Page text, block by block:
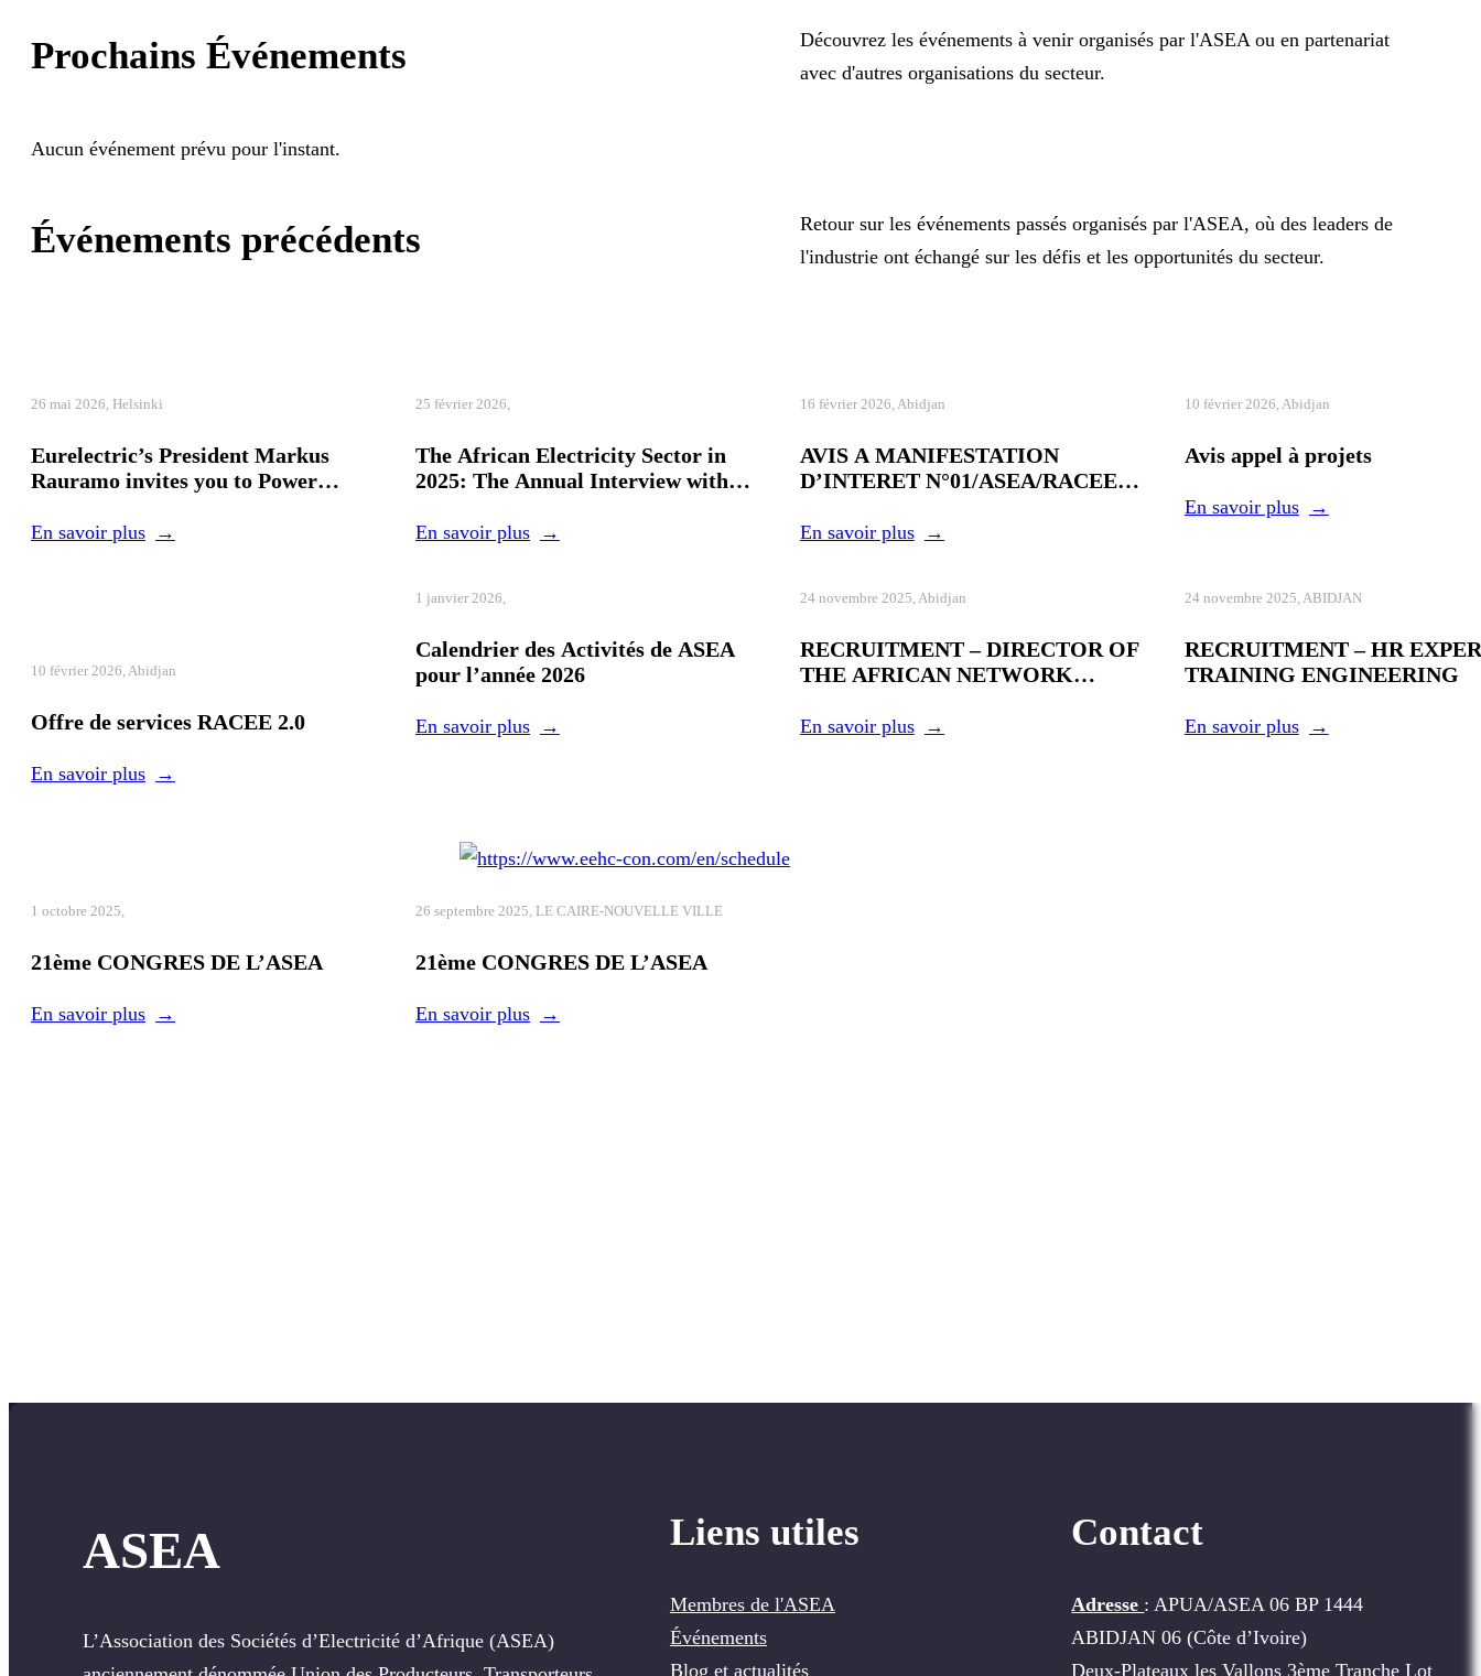
Prochains Événements
Découvrez les événements à venir organisés par l'ASEA ou en partenariat
avec d'autres organisations du secteur.
Aucun événement prévu pour l'instant.
Événements précédents
Retour sur les événements passés organisés par l'ASEA, où des leaders de
l'industrie ont échangé sur les défis et les opportunités du secteur.
26 mai 2026, Helsinki
Eurelectric’s President Markus
Rauramo invites you to Power
En savoir plus
25 février 2026,
The African Electricity Sector in
2025: The Annual Interview with
General of the Association of Power
En savoir plus
16 février 2026, Abidjan
AVIS A MANIFESTATION
D’INTERET N°01/ASEA/RACEE
CONSULTANTS
En savoir plus
10 février 2026, Abidjan
Avis appel à projets
En savoir plus
10 février 2026, Abidjan
Offre de services RACEE 2.0
En savoir plus
1 janvier 2026,
Calendrier des Activités de ASEA
pour l’année 2026
En savoir plus
24 novembre 2025, Abidjan
RECRUITMENT – DIRECTOR OF
THE AFRICAN NETWORK
ELECTRICITY (ANCEE)
En savoir plus
24 novembre 2025, ABIDJAN
RECRUITMENT – HR
TRAINING ENGINEERING
En savoir plus
1 octobre 2025,
21ème CONGRES DE L’ASEA
En savoir plus
26 septembre 2025, LE CAIRE-NOUVELLE VILLE
21ème CONGRES DE L’ASEA
En savoir plus
ASEA
L’Association des Sociétés d’Electricité d’Afrique (ASEA)
Liens utiles
Membres de l'ASEA
Événements
Blog et actualités
Contact
Adresse : APUA/ASEA 06 BP 1444
ABIDJAN 06 (Côte d’Ivoire)
Deux-Plateaux les Vallons 3ème Tranche Lot